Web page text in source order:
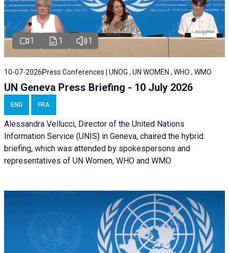
1 1 1
10-07-2026 Press Conferences | UNOG , UN WOMEN , WHO , WMO
UN Geneva Press Briefing - 10 July 2026
ENG FRA
Alessandra Vellucci, Director of the United Nations
Information Service (UNIS) in Geneva, chaired the hybrid
briefing, which was attended by spokespersons and
representatives of UN Women, WHO and WMO